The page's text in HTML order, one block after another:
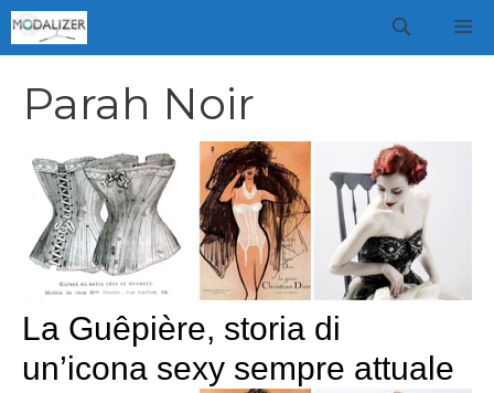
Vai
al
Parah Noir
La Guêpière, storia di
un’icona sexy sempre attuale